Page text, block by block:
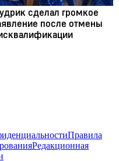
Правила
Редакционная